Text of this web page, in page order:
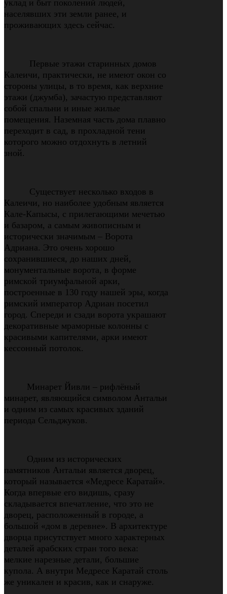
уклад и быт поколений людей,
населявших эти земли ранее, и
проживающих здесь сейчас.
Первые этажи старинных домов
Калеичи, практически, не имеют окон со
стороны улицы, в то время, как верхние
этажи (джумба), зачастую представляют
собой спальни и иные жилые
помещения. Наземная часть дома плавно
переходит в сад, в прохладной тени
которого можно отдохнуть в летний
зной.
Существует несколько входов в
Калеичи, но наиболее удобным является
Кале-Капысы, с прилегающими мечетью
и базаром, а самым живописным и
исторически значимым – Ворота
Адриана. Это очень хорошо
сохранившиеся, до наших дней,
монументальные ворота, в форме
римской триумфальной арки,
построенные в 130 году нашей эры, когда
римский император Адриан посетил
город. Спереди и сзади ворота украшают
декоративные мраморные колонны с
красивыми капителями, арки имеют
кессонный потолок.
Минарет Йивли – рифлёный
минарет, являющийся символом Антальи
и одним из самых красивых зданий
периода Сельджуков.
Одним из исторических
памятников Антальи является дворец,
который называется «Медресе Каратай».
Когда впервые его видишь, сразу
складывается впечатление, что это не
дворец, расположенный в городе, а
большой «дом в деревне». В архитектуре
дворца присутствует много характерных
деталей арабских стран того века:
мелкие нарезные детали, большие
купола. А внутри Медресе Каратай столь
же уникален и красив, как и снаруже.